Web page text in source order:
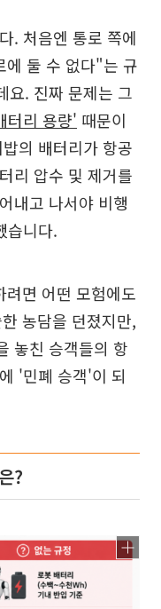
. 처음엔 통로 쪽에
에 둘 수 없다"는 규
요. 진짜 문제는 그
터리 용량' 때문이
의 배터리가 항공
리 압수 및 제거를
내고 나서야 비행
습니다.
면 어떤 모험에도
농담을 던졌지만,
놓친 승객들의 항
'민폐 승객'이 되
?